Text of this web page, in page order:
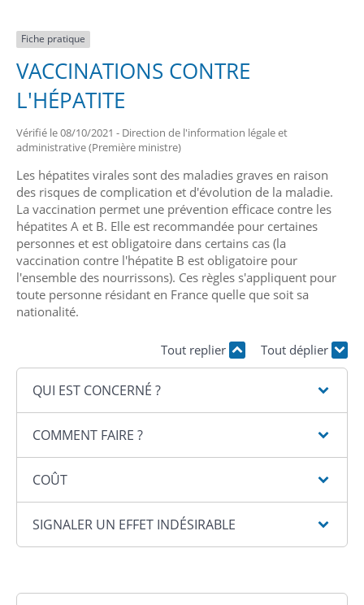
Fiche pratique
VACCINATIONS CONTRE
L'HÉPATITE
Vérifié le 08/10/2021 - Direction de l'information légale et
administrative (Première ministre)
Les hépatites virales sont des maladies graves en raison
des risques de complication et d'évolution de la maladie.
La vaccination permet une prévention efficace contre les
hépatites A et B. Elle est recommandée pour certaines
personnes et est obligatoire dans certains cas (la
vaccination contre l'hépatite B est obligatoire pour
l'ensemble des nourrissons). Ces règles s'appliquent pour
toute personne résidant en France quelle que soit sa
nationalité.
Tout replier Tout déplier
QUI EST CONCERNÉ ?
COMMENT FAIRE ?
COÛT
SIGNALER UN EFFET INDÉSIRABLE